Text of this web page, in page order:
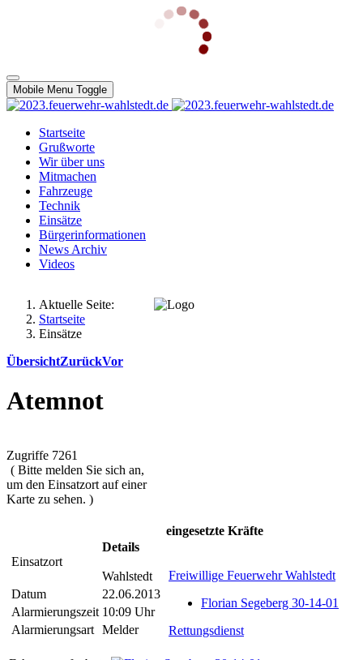
Mobile Menu Toggle
Startseite
Grußworte
Wir über uns
Mitmachen
Fahrzeuge
Technik
Einsätze
Bürgerinformationen
News Archiv
Videos
Aktuelle Seite:
Startseite
Einsätze
ÜbersichtZurückVor
Atemnot
Zugriffe 7261
( Bitte melden Sie sich an,
um den Einsatzort auf einer
Karte zu sehen. )
Einsatzort
Details
Wahlstedt
Datum
22.06.2013
Alarmierungszeit 10:09 Uhr
Alarmierungsart Melder
eingesetzte Kräfte
Freiwillige Feuerwehr Wahlstedt
Florian Segeberg 30-14-01
Rettungsdienst